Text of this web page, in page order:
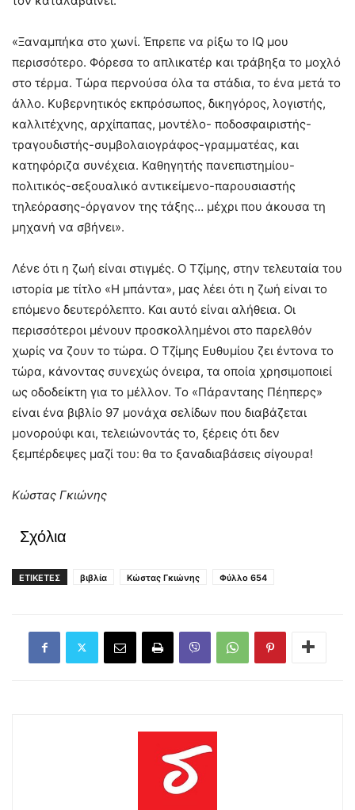
«Ξαναμπήκα στο χωνί. Έπρεπε να ρίξω το IQ μου
περισσότερο. Φόρεσα το απλικατέρ και τράβηξα το μοχλό
στο τέρμα. Τώρα περνούσα όλα τα στάδια, το ένα μετά το
άλλο. Κυβερνητικός εκπρόσωπος, δικηγόρος, λογιστής,
καλλιτέχνης, αρχίπαπας, μοντέλο- ποδοσφαιριστής-
τραγουδιστής-συμβολαιογράφος-γραμματέας, και
κατηφόριζα συνέχεια. Καθηγητής πανεπιστημίου-
πολιτικός-σεξουαλικό αντικείμενο-παρουσιαστής
τηλεόρασης-όργανον της τάξης… μέχρι που άκουσα τη
μηχανή να σβήνει».
Λένε ότι η ζωή είναι στιγμές. Ο Τζίμης, στην τελευταία του
ιστορία με τίτλο «Η μπάντα», μας λέει ότι η ζωή είναι το
επόμενο δευτερόλεπτο. Και αυτό είναι αλήθεια. Οι
περισσότεροι μένουν προσκολλημένοι στο παρελθόν
χωρίς να ζουν το τώρα. Ο Τζίμης Ευθυμίου ζει έντονα το
τώρα, κάνοντας συνεχώς όνειρα, τα οποία χρησιμοποιεί
ως οδοδείκτη για το μέλλον. Το «Πάρανταης Πέηπερς»
είναι ένα βιβλίο 97 μονάχα σελίδων που διαβάζεται
μονορούφι και, τελειώνοντάς το, ξέρεις ότι δεν
ξεμπέρδεψες μαζί του: θα το ξαναδιαβάσεις σίγουρα!
Κώστας Γκιώνης
Σχόλια
ΕΤΙΚΕΤΕΣ βιβλία Κώστας Γκιώνης Φύλλο 654